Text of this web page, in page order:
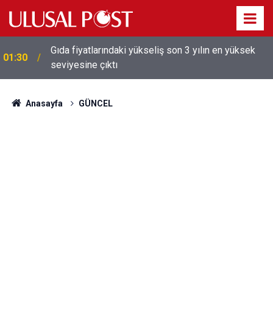
01:30
Gıda fiyatlarındaki yükseliş son 3 yılın en yüksek
seviyesine çıktı
01:26
Galatasaray'dan sekiz kişi hakkında savcılığa suç
duyurusu
Anasayfa GÜNCEL